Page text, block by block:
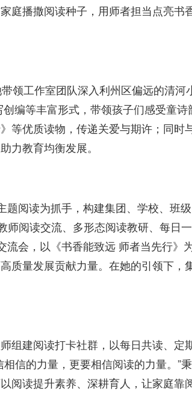
庭播撒阅读种子，用师者担当点亮书
领工作室团队深入利州区偏远的清河
编等丰富形式，带领孩子们感受童诗
等优质读物，传递关爱与期许；同时
力教育均衡发展。
题阅读为抓手，构建集团、学校、班
师阅读交流、多形态阅读教研、每日
流会，以《书香能致远 师者当先行》
质量发展贡献力量。在她的引领下，
组建阅读打卡社群，以每日共读、定
信的力量，更要相信阅读的力量。”
阅读提升素养、深耕育人，让家庭靠